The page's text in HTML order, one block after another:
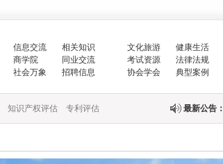
信息交流
相关知识
商学院
同业交流
社会万象
招聘信息
文化旅游
健康生活
考试资源
法律法规
协会学会
典型案例
知识产权评估 专利评估 最新公告：